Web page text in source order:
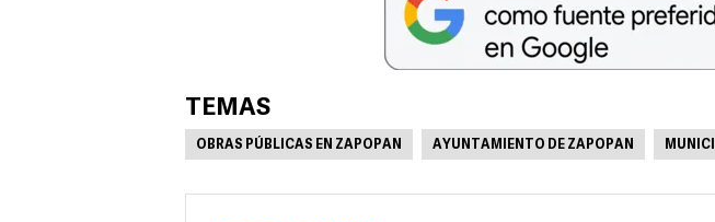
TEMAS
OBRAS PÚBLICAS EN ZAPOPAN AYUNTAMIENTO DE ZAPOPAN